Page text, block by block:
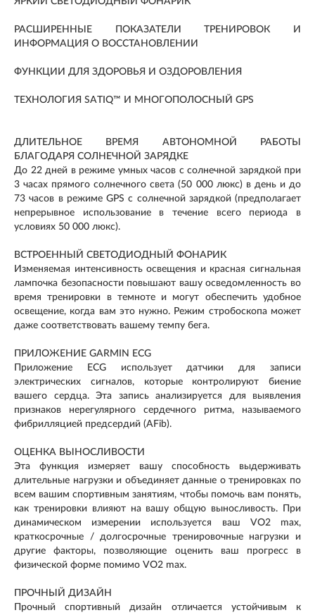
РАСШИРЕННЫЕ ПОКАЗАТЕЛИ ТРЕНИРОВОК И
ИНФОРМАЦИЯ О ВОССТАНОВЛЕНИИ
ФУНКЦИИ ДЛЯ ЗДОРОВЬЯ И ОЗДОРОВЛЕНИЯ
ТЕХНОЛОГИЯ SATIQ™ И МНОГОПОЛОСНЫЙ GPS
ДЛИТЕЛЬНОЕ ВРЕМЯ АВТОНОМНОЙ РАБОТЫ
БЛАГОДАРЯ СОЛНЕЧНОЙ ЗАРЯДКЕ
До 22 дней в режиме умных часов с солнечной зарядкой при
3 часах прямого солнечного света (50 000 люкс) в день и до
73 часов в режиме GPS с солнечной зарядкой (предполагает
непрерывное использование в течение всего периода в
условиях 50 000 люкс).
ВСТРОЕННЫЙ СВЕТОДИОДНЫЙ ФОНАРИК
Изменяемая интенсивность освещения и красная сигнальная
лампочка безопасности повышают вашу осведомленность во
время тренировки в темноте и могут обеспечить удобное
освещение, когда вам это нужно. Режим стробоскопа может
даже соответствовать вашему темпу бега.
ПРИЛОЖЕНИЕ GARMIN ECG
Приложение ECG использует датчики для записи
электрических сигналов, которые контролируют биение
вашего сердца. Эта запись анализируется для выявления
признаков нерегулярного сердечного ритма, называемого
фибрилляцией предсердий (AFib).
ОЦЕНКА ВЫНОСЛИВОСТИ
Эта функция измеряет вашу способность выдерживать
длительные нагрузки и объединяет данные о тренировках по
всем вашим спортивным занятиям, чтобы помочь вам понять,
как тренировки влияют на вашу общую выносливость. При
динамическом измерении используется ваш VO2 max,
краткосрочные / долгосрочные тренировочные нагрузки и
другие факторы, позволяющие оценить ваш прогресс в
физической форме помимо VO2 max.
ПРОЧНЫЙ ДИЗАЙН
Прочный спортивный дизайн отличается устойчивым к